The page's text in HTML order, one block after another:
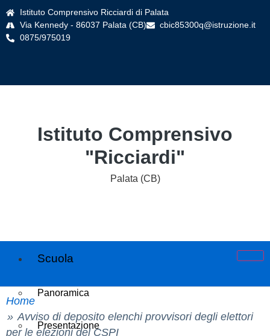
Istituto Comprensivo Ricciardi di Palata
Via Kennedy - 86037 Palata (CB)
cbic85300q@istruzione.it
0875/975019
Istituto Comprensivo
"Ricciardi"
Palata (CB)
Scuola
Panoramica
Presentazione
Home
Avviso di deposito elenchi provvisori degli elettori
per le elezioni del CSPI